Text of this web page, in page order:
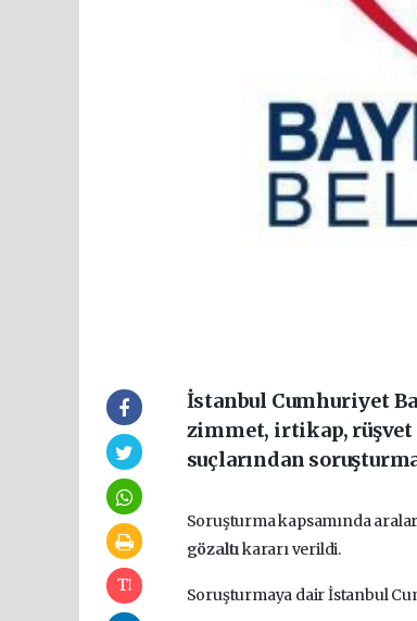
İstanbul Cumhuriyet
zimmet, irtikap, rüşvet
suçlarından
Soruşturma kapsamında
gözaltıkararı verildi.
Soruşturmaya dair İstanbul